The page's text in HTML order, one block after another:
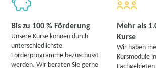
Bis zu 100 % Förderung
Unsere Kurse können durch
unterschiedlichste
Förderprogramme bezuschusst
werden. Wir beraten Sie gerne
Mehr als
Kurse
Wir haben
Kursmodule